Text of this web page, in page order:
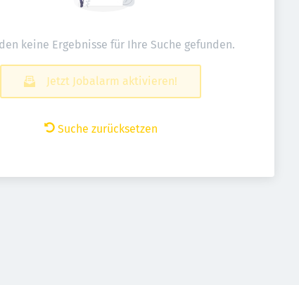
keine Ergebnisse für Ihre Suche gefunden.
Jetzt Jobalarm aktivieren!
Suche zurücksetzen